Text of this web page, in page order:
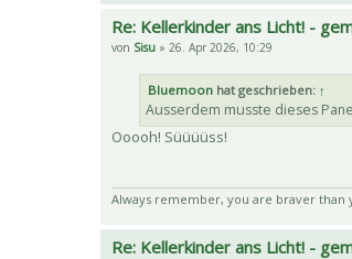
Re: Kellerkinder ans Licht! -
von Sisu » 26. Apr 2026, 10:29
Bluemoon hat geschrieben: ↑
Ausserdem musste dieses
Ooooh! Süüüüss!
Always remember, you are braver than
Re: Kellerkinder ans Licht! -